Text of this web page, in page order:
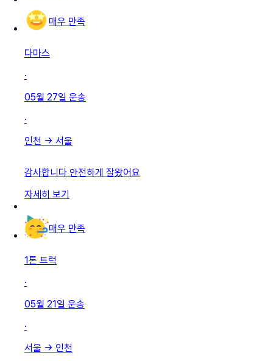
매우 만족
다마스
·
05월 27일 운송
·
인천 → 서울
감사합니다 안전하게 잘왔어요
자세히 보기
매우 만족
1톤 트럭
·
05월 21일 운송
·
서울 → 인천